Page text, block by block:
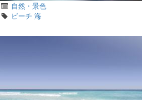
カ
テ
ゴ
自然・景色
タビーチ 海